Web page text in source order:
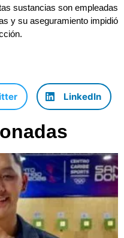
sustancias son empleadas
y su aseguramiento impidió
LinkedIn